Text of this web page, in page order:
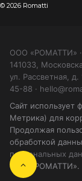
© 2026 Romatti
ООО «РОМАТТИ» ·
141033,
ул. Рассветная,
45-88 ·
Сайт использует
Метрика) для
Продолжая
обработкой
персональных
ООО «РОМАТТИ».